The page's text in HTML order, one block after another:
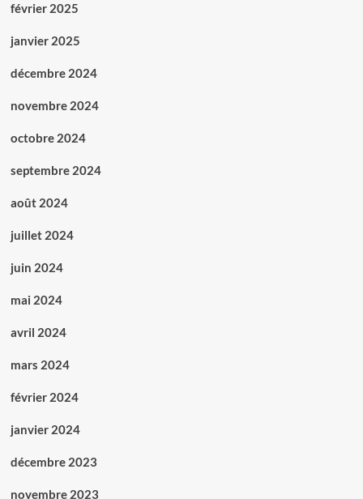
février 2025
janvier 2025
décembre 2024
novembre 2024
octobre 2024
septembre 2024
août 2024
juillet 2024
juin 2024
mai 2024
avril 2024
mars 2024
février 2024
janvier 2024
décembre 2023
novembre 2023